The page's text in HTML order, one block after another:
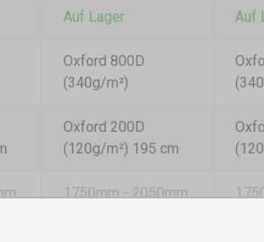
Auf Lager Auf
Oxford 800D
(340g/m²)
Oxford 200D
(120g/m²) 195 cm
1750mm - 2050mm